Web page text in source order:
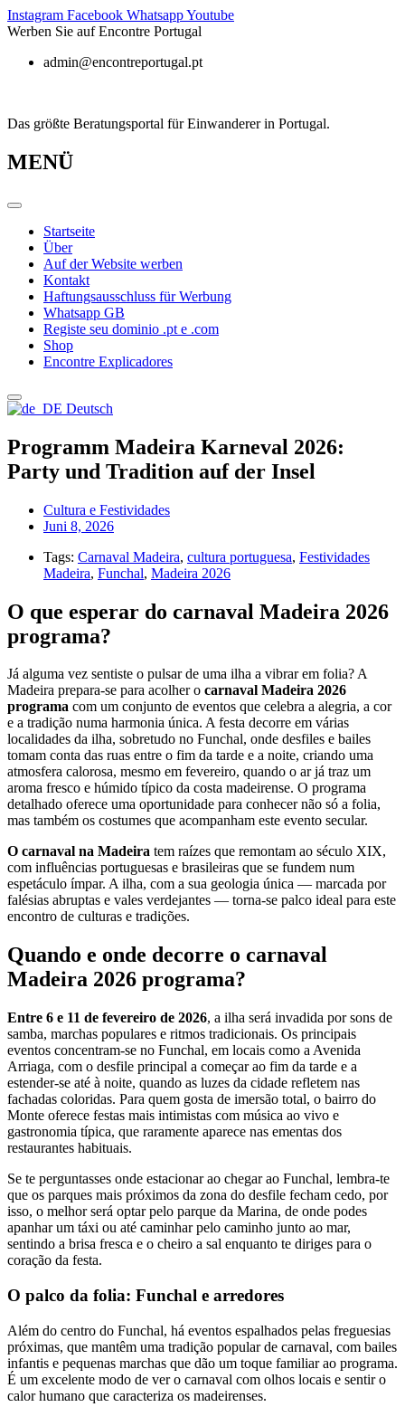
Zum
Inhalt
Instagram Facebook WhatsappYoutube
Werben Sie auf Encontre Portugal
admin@encontreportugal.pt
Das größte Beratungsportal für Einwanderer in Portugal.
MENÜ
Startseite
Über
Auf der Website werben
Kontakt
Haftungsausschluss für Werbung
Whatsapp GB
Registe seu dominio .pt e .com
Shop
Encontre Explicadores
Deutsch
Programm Madeira Karneval 2026:
Party und Tradition auf der Insel
Cultura e Festividades
Juni 8, 2026
Tags: Carnaval Madeira, cultura portuguesa, Festividades
Madeira, Funchal, Madeira 2026
O que esperar do carnaval Madeira 2026
programa?
Já alguma vez sentiste o pulsar de uma ilha a vibrar em folia? A
Madeira prepara-se para acolher o carnaval Madeira 2026
programa com um conjunto de eventos que celebra a alegria, a cor
e a tradição numa harmonia única. A festa decorre em várias
localidades da ilha, sobretudo no Funchal, onde desfiles e bailes
tomam conta das ruas entre o fim da tarde e a noite, criando uma
atmosfera calorosa, mesmo em fevereiro, quando o ar já traz um
aroma fresco e húmido típico da costa madeirense. O programa
detalhado oferece uma oportunidade para conhecer não só a folia,
mas também os costumes que acompanham este evento secular.
O carnaval na Madeira tem raízes que remontam ao século XIX,
com influências portuguesas e brasileiras que se fundem num
espetáculo ímpar. A ilha, com a sua geologia única — marcada por
falésias abruptas e vales verdejantes — torna-se palco ideal para este
encontro de culturas e tradições.
Quando e onde decorre o carnaval
Madeira 2026 programa?
Entre 6 e 11 de fevereiro de 2026, a ilha será invadida por sons de
samba, marchas populares e ritmos tradicionais. Os principais
eventos concentram-se no Funchal, em locais como a Avenida
Arriaga, com o desfile principal a começar ao fim da tarde e a
estender-se até à noite, quando as luzes da cidade refletem nas
fachadas coloridas. Para quem gosta de imersão total, o bairro do
Monte oferece festas mais intimistas com música ao vivo e
gastronomia típica, que raramente aparece nas ementas dos
restaurantes habituais.
Se te perguntasses onde estacionar ao chegar ao Funchal, lembra-te
que os parques mais próximos da zona do desfile fecham cedo, por
isso, o melhor será optar pelo parque da Marina, de onde podes
apanhar um táxi ou até caminhar pelo caminho junto ao mar,
sentindo a brisa fresca e o cheiro a sal enquanto te diriges para o
coração da festa.
O palco da folia: Funchal e arredores
Além do centro do Funchal, há eventos espalhados pelas freguesias
próximas, que mantêm uma tradição popular de carnaval, com bailes
infantis e pequenas marchas que dão um toque familiar ao programa.
É um excelente modo de ver o carnaval com olhos locais e sentir o
calor humano que caracteriza os madeirenses.